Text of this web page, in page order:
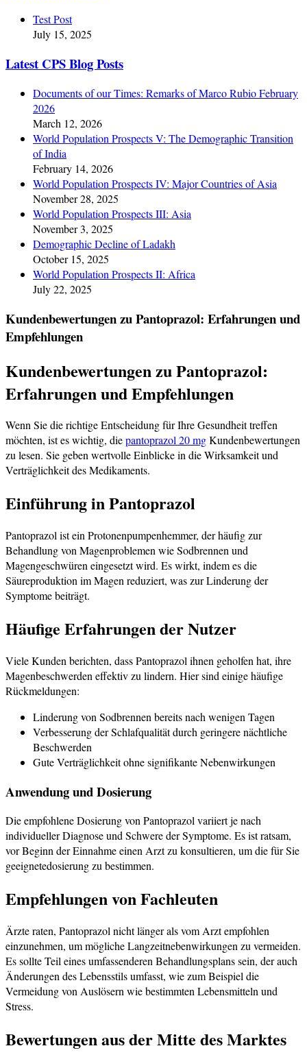
Test Post
July 15, 2025
Latest CPS Blog Posts
Documents of our Times: Remarks of Marco Rubio February
2026
March 12, 2026
World Population Prospects V: The Demographic Transition
of India
February 14, 2026
World Population Prospects IV: Major Countries of Asia
November 28, 2025
World Population Prospects III: Asia
November 3, 2025
Demographic Decline of Ladakh
October 15, 2025
World Population Prospects II: Africa
July 22, 2025
Kundenbewertungen zu Pantoprazol: Erfahrungen und
Empfehlungen
Kundenbewertungen zu Pantoprazol:
Erfahrungen und Empfehlungen
Wenn Sie die richtige Entscheidung für Ihre Gesundheit treffen
möchten, ist es wichtig, diepantoprazol 20 mgKundenbewertungen
zu lesen. Sie geben wertvolle Einblicke in die Wirksamkeit und
Verträglichkeit des Medikaments.
Einführung in Pantoprazol
Pantoprazol ist ein Protonenpumpenhemmer, der häufig zur
Behandlung von Magenproblemen wie Sodbrennen und
Magengeschwüren eingesetzt wird. Es wirkt, indem es die
Säureproduktion im Magen reduziert, was zur Linderung der
Symptome beiträgt.
Häufige Erfahrungen der Nutzer
Viele Kunden berichten, dass Pantoprazol ihnen geholfen hat, ihre
Magenbeschwerden effektiv zu lindern. Hier sind einige häufige
Rückmeldungen:
Linderung von Sodbrennen bereits nach wenigen Tagen
Verbesserung der Schlafqualität durch geringere nächtliche
Beschwerden
Gute Verträglichkeit ohne signifikante Nebenwirkungen
Anwendung und Dosierung
Die empfohlene Dosierung von Pantoprazol variiert je nach
individueller Diagnose und Schwere der Symptome. Es ist ratsam,
vor Beginn der Einnahme einen Arzt zu konsultieren, um die für Sie
geeignetedosierung zu bestimmen.
Empfehlungen von Fachleuten
Ärzte raten, Pantoprazol nicht länger als vom Arzt empfohlen
einzunehmen, um mögliche Langzeitnebenwirkungen zu vermeiden.
Es sollte Teil eines umfassenderen Behandlungsplans sein, der auch
Änderungen des Lebensstils umfasst, wie zum Beispiel die
Vermeidung von Auslösern wie bestimmten Lebensmitteln und
Stress.
Bewertungen aus der Mitte des Marktes